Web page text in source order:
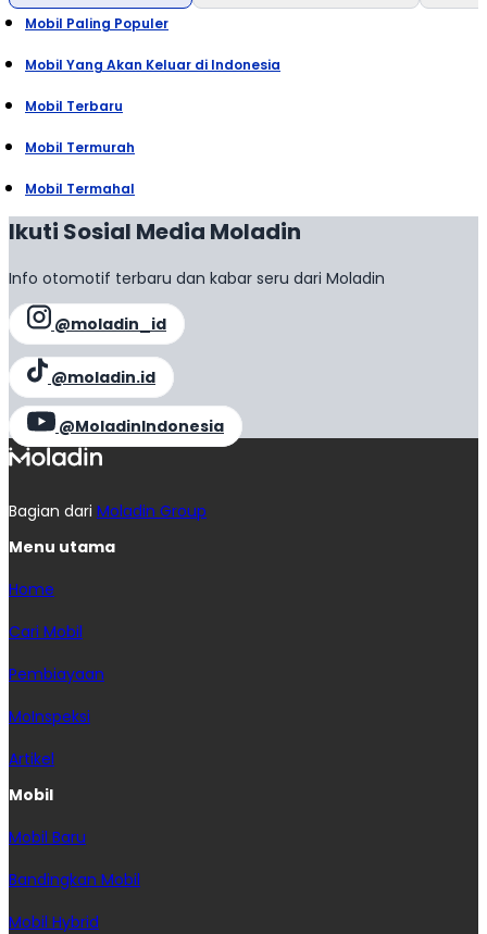
Mobil Paling Populer
Mobil Yang Akan Keluar di Indonesia
Mobil Terbaru
Mobil Termurah
Mobil Termahal
Ikuti Sosial Media Moladin
Info otomotif terbaru dan kabar seru dari Moladin
@moladin_id
@moladin.id
@MoladinIndonesia
Bagian dari Moladin Group
Menu utama
Home
Cari Mobil
Pembiayaan
MoInspeksi
Artikel
Mobil
Mobil Baru
Bandingkan Mobil
Mobil Hybrid